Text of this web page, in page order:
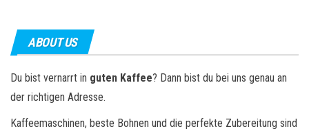
ABOUT US
Du bist vernarrt in guten Kaffee? Dann bist du bei uns genau an
der richtigen Adresse.
Kaffeemaschinen, beste Bohnen und die perfekte Zubereitung sind